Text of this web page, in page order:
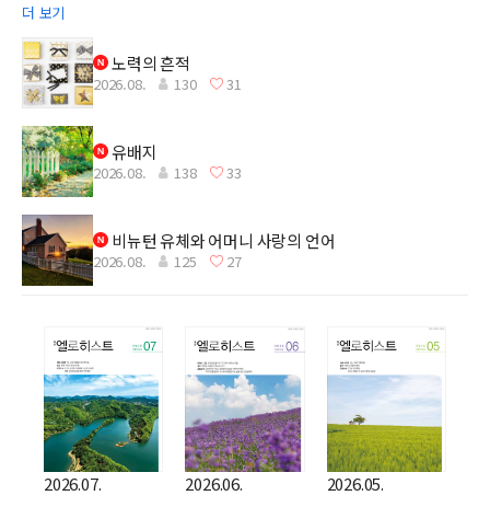
더 보기
노력의 흔적
2026.08. 130 31
유배지
2026.08. 138 33
비뉴턴 유체와 어머니 사랑의 언어
2026.08. 125 27
2026.07. 2026.06. 2026.05.